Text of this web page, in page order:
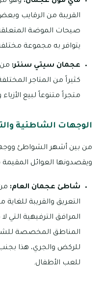
القريبة من الرقايب
صيحات الموضة المتعلقة
يتوافر به مجموعة
عجمان سيتي سنتر: من
متجراً متنوعاً لبيع
الوجهات الشاطئية
من بين أشهر الشواطئ
ويقصدونها العوائل المقيمة
شاطئ عجمان العام:
التعريق والقريبة للغاية
المرافق الترفيهية التي
المناطق المخصصة
للركض والجري، هذا
للعب الأطفال.